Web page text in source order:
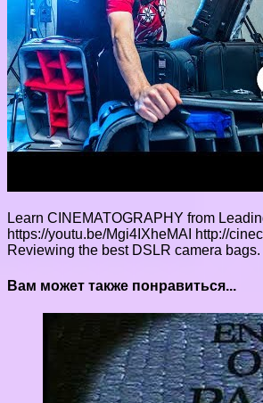
Learn CINEMATOGRAPHY from
https://youtu.be/Mgi4IXheMAI http://
Reviewing the best DSLR camera bags.
Вам может также понравиться...